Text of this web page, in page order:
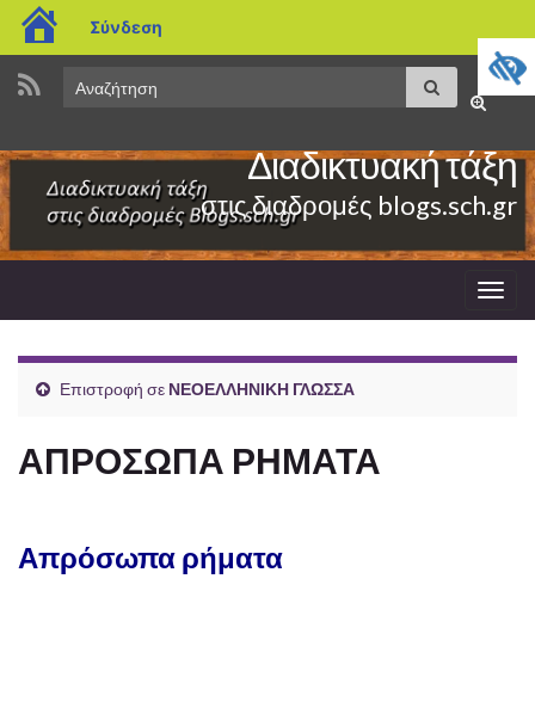
blogs.sch.gr
Σύνδεση
Search
Αναζήτηση
Διαδικτυακή τάξη
στις διαδρομές blogs.sch.gr
Επιστροφή σε ΝΕΟΕΛΛΗΝΙΚΗ ΓΛΩΣΣΑ
ΑΠΡΟΣΩΠΑ ΡΗΜΑΤΑ
Απρόσωπα ρήματα